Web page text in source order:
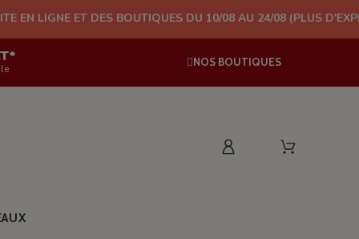
ET DES BOUTIQUES DU 10/08 AU 24/08 (PLUS D'EXPÉDITION À
NOS BOUTIQUES